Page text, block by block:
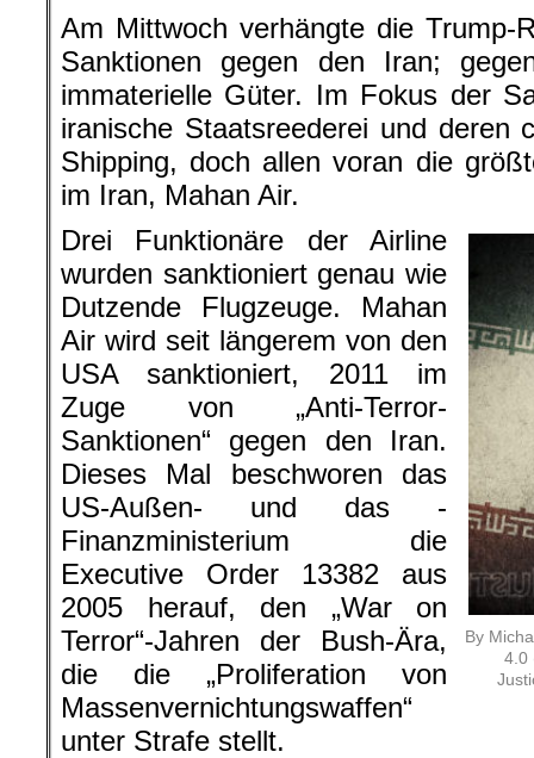
Am Mittwoch verhängte die Trump-
Sanktionen gegen den Iran;
immaterielle Güter. Im Fokus der
iranische Staatsreederei und deren
Shipping, doch allen voran die
im Iran, Mahan Air.
By
4.0
Drei Funktionäre der Airline
wurden sanktioniert genau wie
Dutzende Flugzeuge. Mahan
Air wird seit längerem von den
USA sanktioniert, 2011 im
Zuge von „Anti-Terror-
Sanktionen“ gegen den Iran.
Dieses Mal beschworen das
US-Außen- und das -
Finanzministerium die
Executive Order 13382 aus
2005 herauf, den „War on
Terror“-Jahren der Bush-Ära,
die die „Proliferation von
Massenvernichtungswaffen“
unter Strafe stellt.